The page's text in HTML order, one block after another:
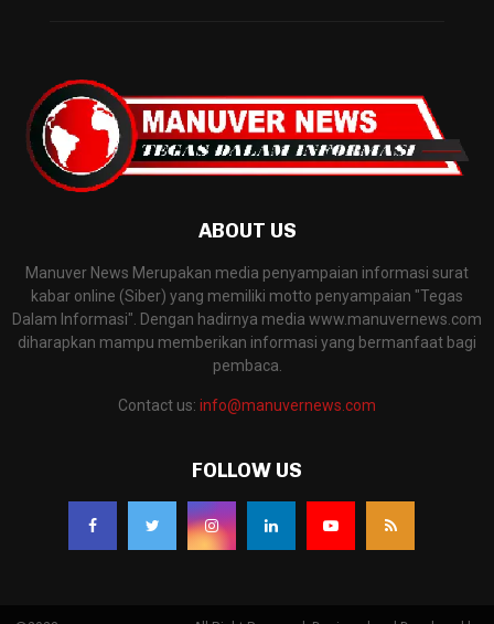
ABOUT US
Manuver News Merupakan media penyampaian informasi surat
kabar online (Siber) yang memiliki motto penyampaian "Tegas
Dalam Informasi". Dengan hadirnya media www.manuvernews.com
diharapkan mampu memberikan informasi yang bermanfaat bagi
pembaca.
Contact us: info@manuvernews.com
FOLLOW US